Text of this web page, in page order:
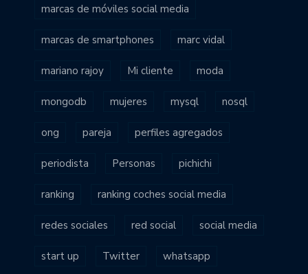
marcas de móviles social media
marcas de smartphones marc vidal
mariano rajoy Mi cliente moda
mongodb mujeres mysql nosql
ong pareja perfiles agregados
periodista Personas pichichi
ranking ranking coches social media
redes sociales red social social media
start up Twitter whatsapp